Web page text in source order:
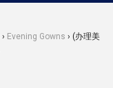
› Evening Gowns › (办理美